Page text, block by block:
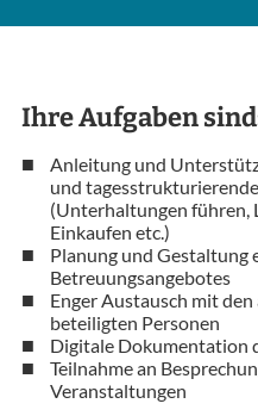
Ihre Aufgaben
Anleitung und
und
(Unterhaltungen führen,
Einkaufen etc.)
Planung und Gestaltung
Betreuungsangebotes
Enger Austausch mit
beteiligten Personen
Digitale Dokumentation
Teilnahme an
Veranstaltungen